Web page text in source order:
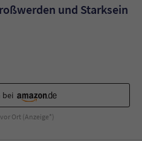
und Starksein
bei
Ort (Anzeige*)